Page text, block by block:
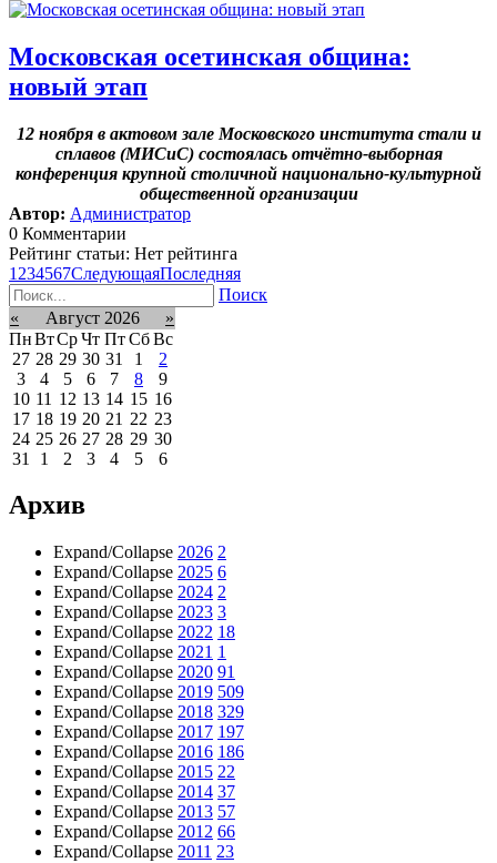
Московская осетинская община:
новый этап
12 ноября в актовом зале Московского института стали и
сплавов (МИСиС) состоялась отчётно-выборная
конференция крупной столичной национально-культурной
общественной организации
Автор: Администратор
0 Комментарии
Рейтинг статьи: Нет рейтинга
1 234567СледующаяПоследняя
Поиск
«
Август 2026
»
ПнВтСрЧт Пт Сб Вс
27 28 29 30 31 1
2
3
4 5 6 7 8
9
10 11 12 13 14 15 16
17 18 19 20 21 22 23
24 25 26 27 28 29 30
31
1 2 3 4 5 6
Архив
Expand/Collapse 2026 2
Expand/Collapse 2025 6
Expand/Collapse 2024 2
Expand/Collapse 2023 3
Expand/Collapse 2022 18
Expand/Collapse 2021 1
Expand/Collapse 2020 91
Expand/Collapse 2019 509
Expand/Collapse 2018 329
Expand/Collapse 2017 197
Expand/Collapse 2016 186
Expand/Collapse 2015 22
Expand/Collapse 2014 37
Expand/Collapse 2013 57
Expand/Collapse 2012 66
Expand/Collapse 2011 23